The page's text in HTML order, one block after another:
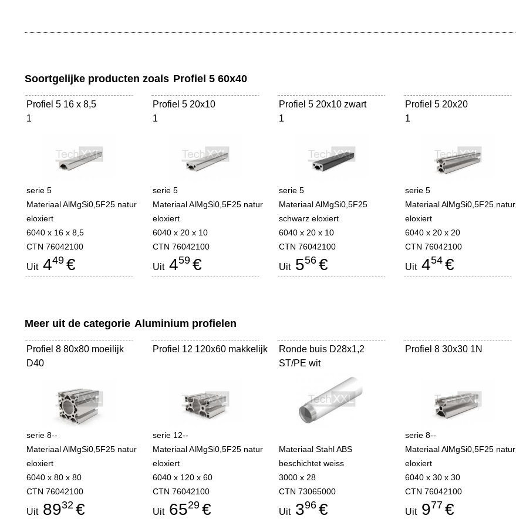
Soortgelijke producten zoals Profiel 5 60x40
Profiel 5 16 x 8,5
1
serie 5
Materiaal AlMgSi0,5F25 natur
eloxiert
6040 x 16 x 8,5
CTN 76042100
Uit449 €
Profiel 5 20x10
1
serie 5
Materiaal AlMgSi0,5F25 natur
eloxiert
6040 x 20 x 10
CTN 76042100
Uit459 €
Profiel 5 20x10 zwart
1
serie 5
Materiaal AlMgSi0,5F25
schwarz eloxiert
6040 x 20 x 10
CTN 76042100
Uit556 €
Profiel 5 20x20
1
serie 5
Materiaal AlMgSi0,5F25 natur
eloxiert
6040 x 20 x 20
CTN 76042100
Uit454 €
Meer uit de categorie Aluminium profielen
Profiel 8 80x80 moeilijk
D40
serie 8--
Materiaal AlMgSi0,5F25 natur
eloxiert
6040 x 80 x 80
CTN 76042100
Uit8932 €
Profiel 12 120x60 makkelijk
serie 12--
Materiaal AlMgSi0,5F25 natur
eloxiert
6040 x 120 x 60
CTN 76042100
Uit6529 €
Ronde buis D28x1,2
ST/PE wit
Materiaal Stahl ABS
beschichtet weiss
3000 x 28
CTN 73065000
Uit396 €
Profiel 8 30x30 1N
serie 8--
Materiaal AlMgSi0,5F25 natur
eloxiert
6040 x 30 x 30
CTN 76042100
Uit977 €